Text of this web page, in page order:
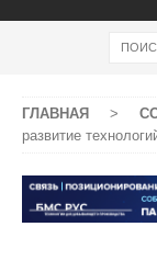
ГЛАВНАЯ >
развитие